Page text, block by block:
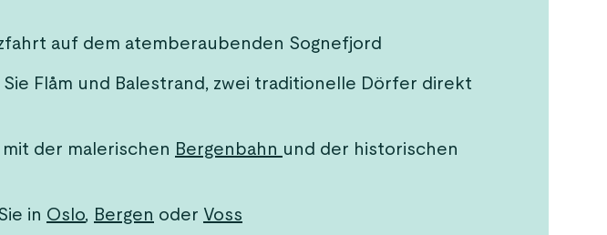
auf dem atemberaubenden Sognefjord
Sie Flåm und Balestrand, zwei traditionelle Dörfer direkt
mit der malerischen Bergenbahn und der historischen
in Oslo, Bergen oder Voss